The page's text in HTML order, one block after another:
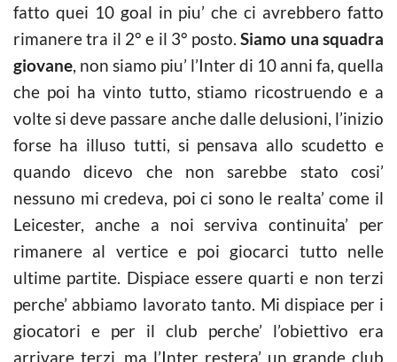
fatto quei 10 goal in piu’ che ci avrebbero fatto
rimanere tra il 2° e il 3° posto.Siamo una squadra
giovane, non siamo piu’ l’Inter di 10 anni fa, quella
che poi ha vinto tutto, stiamo ricostruendo e a
volte si deve passare anche dalle delusioni, l’inizio
forse ha illuso tutti, si pensava allo scudetto e
quando dicevo che non sarebbe stato cosi’
nessuno mi credeva, poi ci sono le realta’ come il
Leicester, anche a noi serviva continuita’ per
rimanere al vertice e poi giocarci tutto nelle
ultime partite. Dispiace essere quarti e non terzi
perche’ abbiamo lavorato tanto. Mi dispiace per i
giocatori e per il club perche’ l’obiettivo era
arrivare terzi, ma l’Inter restera’ un grande club